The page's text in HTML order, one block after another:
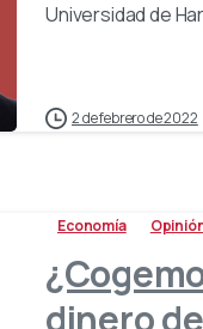
Universidad de
2 de febrero de 2022
Economía
dinero